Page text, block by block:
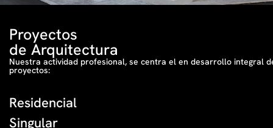
Proyectos
de Arquitectura
Nuestra actividad profesional, se centra el en desarrollo integral
proyectos:
Residencial
Singular